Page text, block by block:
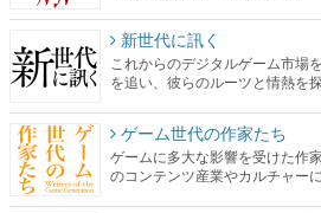
新世代に訊く
これからのデジタルゲーム市場
を追い、彼らのルーツと情熱を
ゲーム世代の作家たち
ゲームに多大な影響を受けた作
のコンテンツ産業やカルチャー